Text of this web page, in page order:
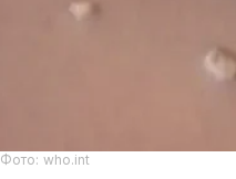
Фото: who.int